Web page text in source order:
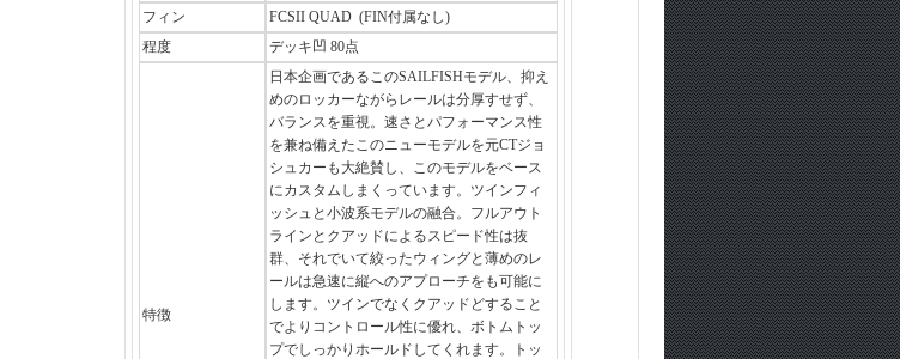
フィン
FCSII QUAD (FIN付属なし)
程度
デッキ凹 80点
特徴
日本企画であるこのSAILFISHモデル、抑え
めのロッカーながらレールは分厚すせず、
バランスを重視。速さとパフォーマンス性
を兼ね備えたこのニューモデルを元CTジョ
シュカーも大絶賛し、このモデルをベース
にカスタムしまくっています。ツインフィ
ッシュと小波系モデルの融合。フルアウト
ラインとクアッドによるスピード性は抜
群、それでいて絞ったウィングと薄めのレ
ールは急速に縦へのアプローチをも可能に
します。ツインでなくクアッドどすること
でよりコントロール性に優れ、ボトムトッ
プでしっかりホールドしてくれます。トッ